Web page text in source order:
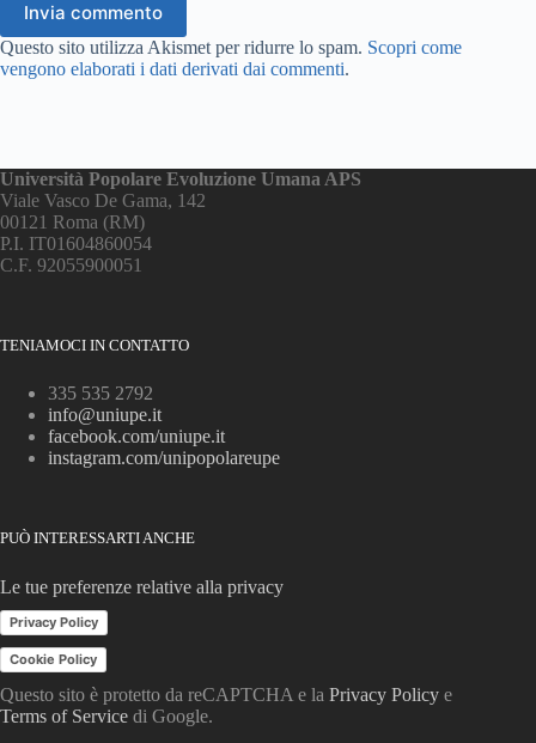
Invia commento
Questo sito utilizza Akismet per ridurre lo spam. Scopri come
vengono elaborati i dati derivati dai commenti.
Università Popolare Evoluzione Umana APS
Viale Vasco De Gama, 142
00121 Roma (RM)
P.I. IT01604860054
C.F. 92055900051
TENIAMOCI IN CONTATTO
335 535 2792
info@uniupe.it
facebook.com/uniupe.it
instagram.com/unipopolareupe
PUÒ INTERESSARTI ANCHE
Le tue preferenze relative alla privacy
Privacy Policy
Cookie Policy
Questo sito è protetto da reCAPTCHA e la Privacy Policy e
Terms of Service di Google.